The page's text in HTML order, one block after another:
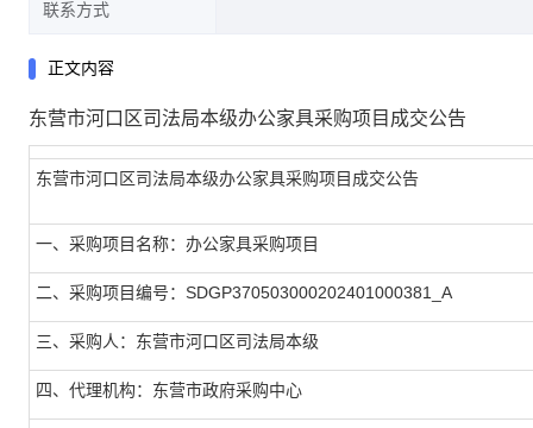
联系方式
正文内容
东营市河口区司法局本级办公家具采购项目成交公告
东营市河口区司法局本级办公家具采购项目成交公告
一、采购项目名称：办公家具采购项目
二、采购项目编号：SDGP370503000202401000381_A
三、采购人：东营市河口区司法局本级
四、代理机构：东营市政府采购中心